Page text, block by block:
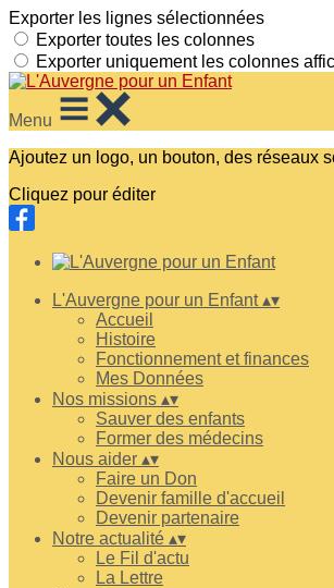
Exporter les lignes sélectionnées
Exporter toutes les colonnes
Exporter uniquement les colonnes
Menu
Ajoutez un logo, un bouton, des réseaux
Cliquez pour éditer
L'Auvergne pour un Enfant▴▾
Accueil
Histoire
Fonctionnement et finances
Mes Données
Nos missions ▴▾
Sauver des enfants
Former des médecins
Nous aider ▴▾
Faire un Don
Devenir famille d'accueil
Devenir partenaire
Notre actualité ▴▾
Le Fil d'actu
La Lettre